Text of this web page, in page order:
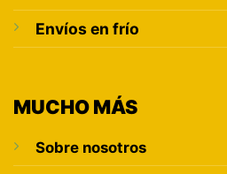
Envíos en frío
MUCHO MÁS
Sobre nosotros